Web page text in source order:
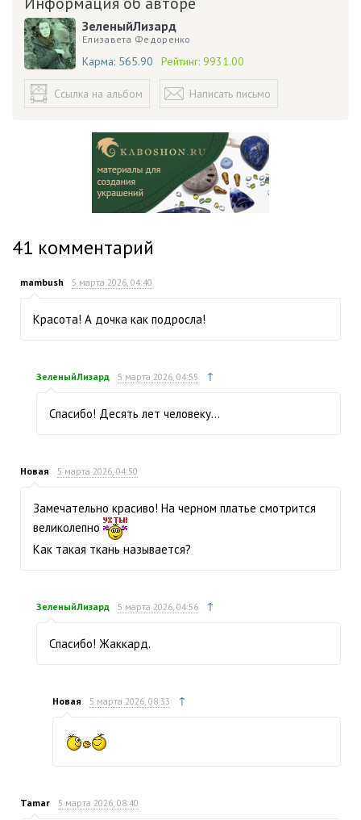
ЗеленыйЛизард
Елизавета Федоренко
Карма: 565.90 Рейтинг: 9931.00
Ссылка на альбом Написать письмо
41 комментарий
mambush 5 марта 2026, 04:40
Красота! А дочка как подросла!
ЗеленыйЛизард 5 марта 2026, 04:55 ↑
Спасибо! Десять лет человеку…
Новая 5 марта 2026, 04:50
Замечательно красиво! На черном платье смотрится
великолепно
Как такая ткань называется?
ЗеленыйЛизард 5 марта 2026, 04:56 ↑
Спасибо! Жаккард.
Новая 5 марта 2026, 08:33 ↑
Tamar 5 марта 2026, 08:40